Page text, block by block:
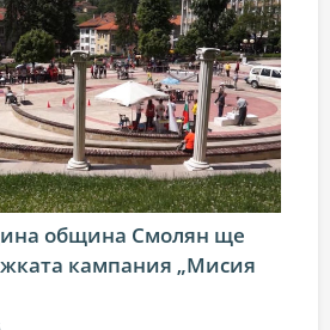
община Смолян ще
кампания „Мисия